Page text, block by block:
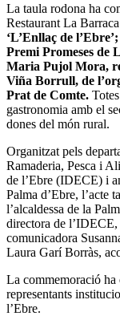
La taula rodona ha
Restaurant La
‘L’Enllaç de
Premi Promeses de
Maria Pujol Mora,
Viña Borrull, de
Prat de Comte.
gastronomia amb el
dones del món rural.
Organitzat pels
Ramaderia, Pesca i
de l’Ebre (IDECE) i
Palma d’Ebre, l’acte
l’alcaldessa de la
directora de
comunicadora
Laura Garí Borràs,
La commemoració ha
representants
l’Ebre.